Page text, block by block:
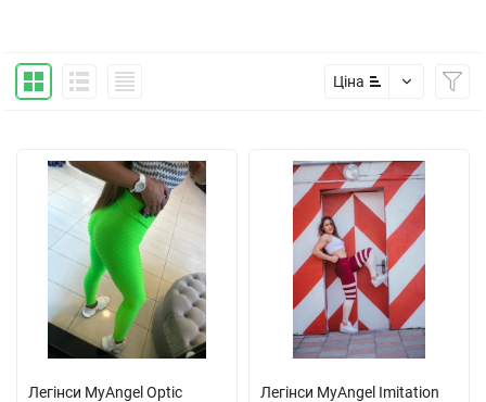
Ціна
Легінси MyAngel Optic
Легінси MyAngel Imitation